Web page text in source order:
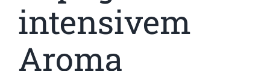
intensivem
Aroma